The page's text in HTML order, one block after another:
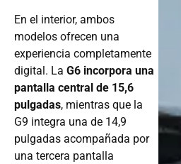
En el interior, ambos
modelos ofrecen una
experiencia completamente
digital. La G6 incorpora una
pantalla central de 15,6
pulgadas, mientras que la
G9 integra una de 14,9
pulgadas acompañada por
una tercera pantalla